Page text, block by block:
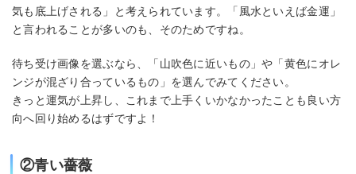
気も底上げされる」と考えられています。「風水といえば金運」
と言われることが多いのも、そのためですね。
待ち受け画像を選ぶなら、「山吹色に近いもの」や「黄色にオレ
ンジが混ざり合っているもの」を選んでみてください。
きっと運気が上昇し、これまで上手くいかなかったことも良い方
向へ回り始めるはずですよ！
②青い薔薇